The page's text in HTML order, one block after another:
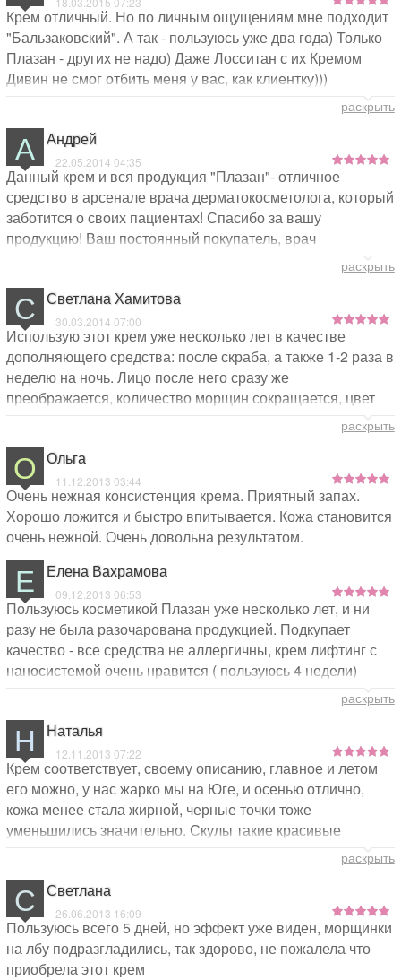
Крем отличный. Но по личным ощущениям мне подходит
"Бальзаковский". А так - пользуюсь уже два года) Только
Плазан - других не надо) Даже Лосситан с их Кремом
Дивин не смог отбить меня у вас, как клиентку)))
раскрыть
А Андрей
22.05.2014 04:35
Данный крем и вся продукция "Плазан"- отличное
средство в арсенале врача дерматокосметолога, который
заботится о своих пациентах! Спасибо за вашу
продукцию! Ваш постоянный покупатель, врач
раскрыть
С Светлана Хамитова
30.03.2014 07:00
Использую этот крем уже несколько лет в качестве
дополняющего средства: после скраба, а также 1-2 раза в
неделю на ночь. Лицо после него сразу же
преображается, количество морщин сокращается, цвет
раскрыть
О Ольга
11.12.2013 03:44
Очень нежная консистенция крема. Приятный запах.
Хорошо ложится и быстро впитывается. Кожа становится
очень нежной. Очень довольна результатом.
Е Елена Вахрамова
09.12.2013 06:53
Пользуюсь косметикой Плазан уже несколько лет, и ни
разу не была разочарована продукцией. Подкупает
качество - все средства не аллергичны, крем лифтинг с
наносистемой очень нравится ( пользуюсь 4 недели)
подтянулся, крем отлично впитывается не оставляет
жирного блеска, (мой тип кожи -комбинированная) что
мне особенно нравится крем почти не имеет запаха, кожа
стала более свежей, изменился цвет лица, стали менее
заметны поры. Рекомендую
раскрыть
Н Наталья
12.11.2013 07:22
Крем соответствует, своему описанию, главное и летом
его можно, у нас жарко мы на Юге, и осенью отлично,
кожа менее стала жирной, черные точки тоже
уменьшились значительно. Скулы такие красивые
хочется постоянно провести рукой по щеке. Пользуюсь с
июля 2013 года. Спасибо.
раскрыть
С Светлана
26.06.2013 16:09
Пользуюсь всего 5 дней, но эффект уже виден, морщинки
на лбу подразгладились, так здорово, не пожалела что
приобрела этот крем